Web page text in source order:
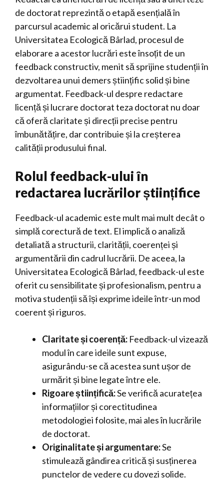
de doctorat reprezintă o etapă esențială în
parcursul academic al oricărui student. La
Universitatea Ecologică Bârlad, procesul de
elaborare a acestor lucrări este însoțit de un
feedback constructiv, menit să sprijine studenții în
dezvoltarea unui demers științific solid și bine
argumentat. Feedback-ul despre redactare
licență și lucrare doctorat teza doctorat nu doar
că oferă claritate și direcții precise pentru
îmbunătățire, dar contribuie și la creșterea
calității produsului final.
Rolul feedback-ului în
redactarea lucrărilor științifice
Feedback-ul academic este mult mai mult decât o
simplă corectură de text. El implică o analiză
detaliată a structurii, clarității, coerenței și
argumentării din cadrul lucrării. De aceea, la
Universitatea Ecologică Bârlad, feedback-ul este
oferit cu sensibilitate și profesionalism, pentru a
motiva studenții să își exprime ideile într-un mod
coerent și riguros.
Claritate și coerență: Feedback-ul vizează
modul în care ideile sunt expuse,
asigurându-se că acestea sunt ușor de
urmărit și bine legate între ele.
Rigoare științifică:Se verifică acuratețea
informațiilor și corectitudinea
metodologiei folosite, mai ales în lucrările
de doctorat.
Originalitate și argumentare:Se
stimulează gândirea critică și susținerea
punctelor de vedere cu dovezi solide.